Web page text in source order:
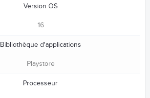
Version OS
16
Bibliothèque d'applications
Playstore
Processeur